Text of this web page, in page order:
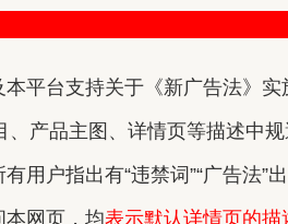
平台支持关于《新广告法》实
、产品主图、详情页等描述中规
用户指出有“违禁词”“广告法”
本网页，均表示默认详情页的描